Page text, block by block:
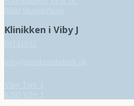
Klinikken i Viby J